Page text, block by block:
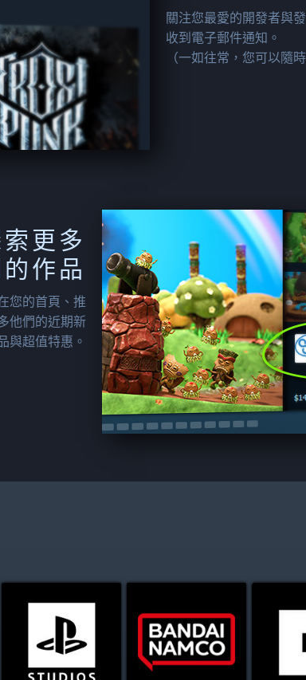
關注您最愛的開發者與
收到電子郵件通知。
（一如往常，您可以隨時
更多
作品
您的首頁、推
他們的近期新
與超值特惠。